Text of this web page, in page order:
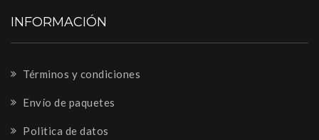
INFORMACIÓN
Términos y condiciones
Envío de paquetes
Politica de datos